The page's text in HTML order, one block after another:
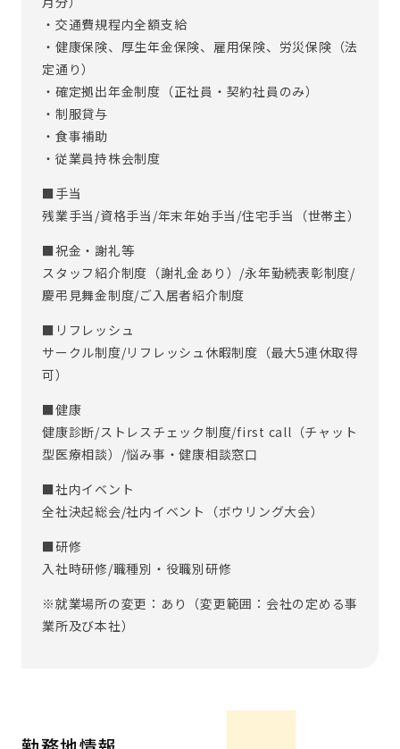
・交通費規程内全額支給
・健康保険、厚生年金保険、雇用保険、労災保険（法
定通り）
・確定拠出年金制度（正社員・契約社員のみ）
・制服貸与
・食事補助
・従業員持株会制度
■手当
残業手当/資格手当/年末年始手当/住宅手当（世帯主）
■祝金・謝礼等
スタッフ紹介制度（謝礼金あり）/永年勤続表彰制度/
慶弔見舞金制度/ご入居者紹介制度
■リフレッシュ
サークル制度/リフレッシュ休暇制度（最大5連休取得
可）
■健康
健康診断/ストレスチェック制度/first call（チャット
型医療相談）/悩み事・健康相談窓口
■社内イベント
全社決起総会/社内イベント（ボウリング大会）
■研修
入社時研修/職種別・役職別研修
※就業場所の変更：あり（変更範囲：会社の定める事
業所及び本社）